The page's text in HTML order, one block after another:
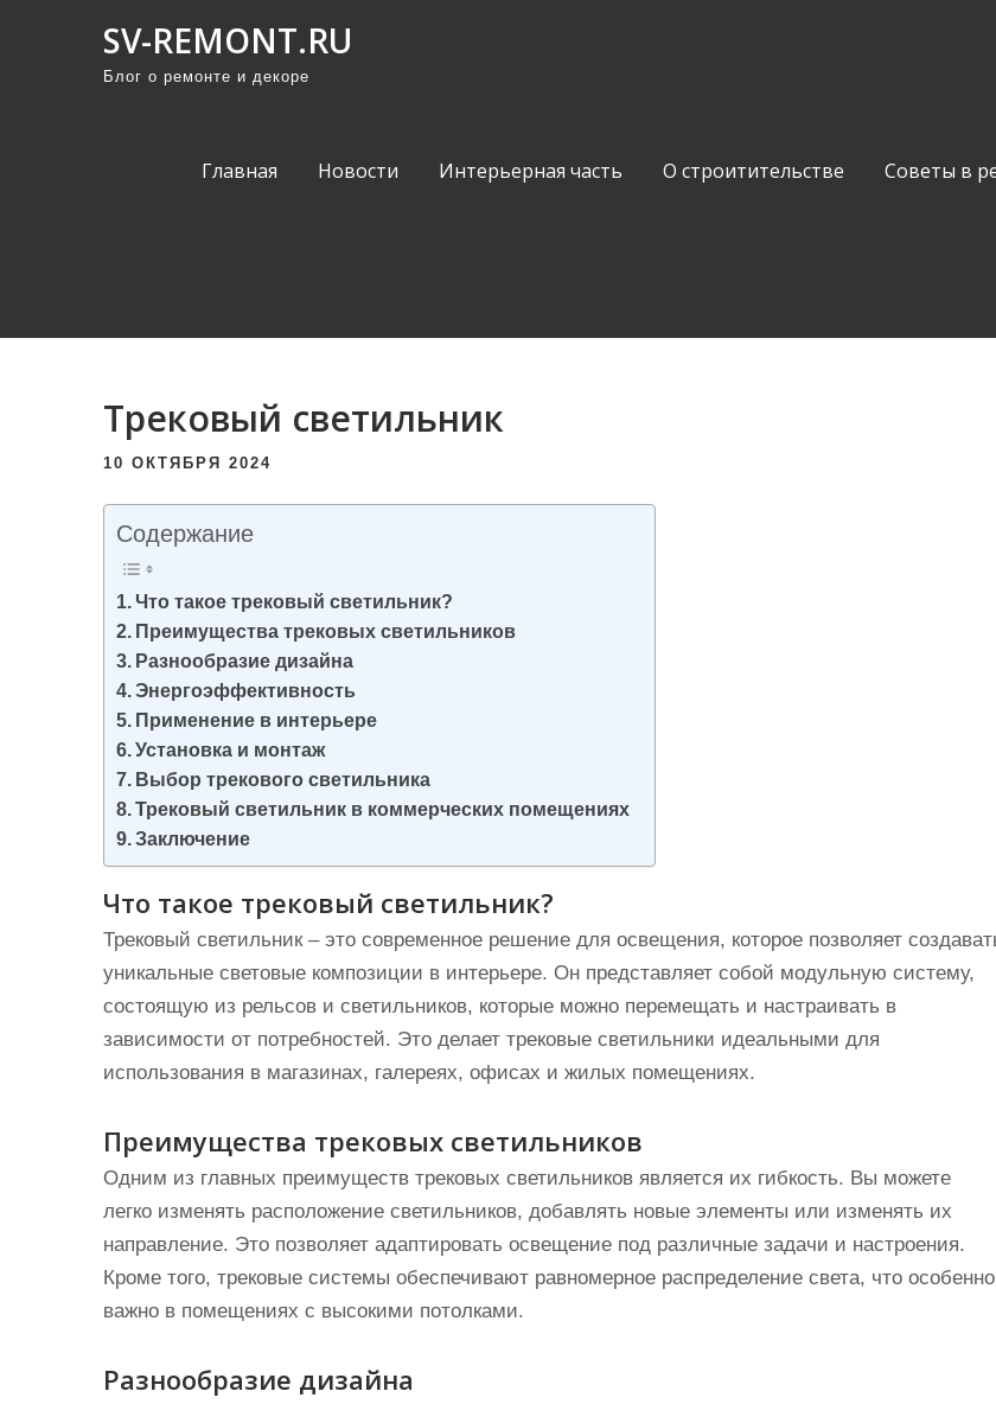
SV-REMONT.RU
Блог о ремонте и декоре
Главная Новости Интерьерная часть О строитительстве Советы в
Трековый светильник
10 ОКТЯБРЯ 2024
Содержание
Что такое трековый светильник?
Преимущества трековых светильников
Разнообразие дизайна
Энергоэффективность
Применение в интерьере
Установка и монтаж
Выбор трекового светильника
Трековый светильник в коммерческих помещениях
Заключение
Что такое трековый светильник?
Трековый светильник – это современное решение для освещения, которое позволяет
уникальные световые композиции в интерьере. Он представляет собой модульную систему,
состоящую из рельсов и светильников, которые можно перемещать и настраивать в
зависимости от потребностей. Это делает трековые светильники идеальными для
использования в магазинах, галереях, офисах и жилых помещениях.
Преимущества трековых светильников
Одним из главных преимуществ трековых светильников является их гибкость. Вы можете
легко изменять расположение светильников, добавлять новые элементы или изменять их
направление. Это позволяет адаптировать освещение под различные задачи и настроения.
Кроме того, трековые системы обеспечивают равномерное распределение света, что особенно
важно в помещениях с высокими потолками.
Разнообразие дизайна